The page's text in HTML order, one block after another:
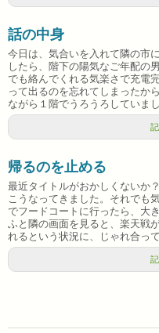
話の中身
今日は、気合いを入れて隣の市
したら、階下の陽気なご年配の
でも絡んでくれる気楽さで充電
って出るのを忘れてしまったか
ながら１階でうろうろしていま
帰るのを止める
最近タイトルがおかしくないか
こうなってきました。それでも
でフードコートに行ったら、大
ふと隣の画面を見ると、楽天戦
れるという状況に、じゃれ合っ